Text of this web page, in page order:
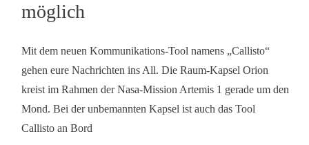
möglich
Mit dem neuen Kommunikations-Tool namens „Callisto“
gehen eure Nachrichten ins All. Die Raum-Kapsel Orion
kreist im Rahmen der Nasa-Mission Artemis 1 gerade um den
Mond. Bei der unbemannten Kapsel ist auch das Tool
Callisto an Bord